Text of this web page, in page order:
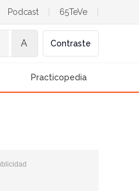
Podcast 65TeVe
A Contraste
Practicopedia